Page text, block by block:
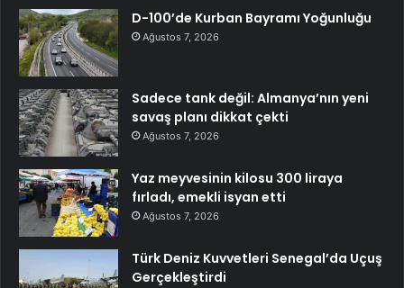
D-100’de Kurban Bayramı Yoğunluğu
Ağustos 7, 2026
Sadece tank değil: Almanya’nın yeni
savaş planı dikkat çekti
Ağustos 7, 2026
Yaz meyvesinin kilosu 300 liraya
fırladı, emekli isyan etti
Ağustos 7, 2026
Türk Deniz Kuvvetleri Senegal’da Uçuş
Gerçekleştirdi